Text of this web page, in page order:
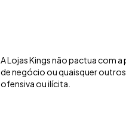
A Lojas Kings não pactua com
de negócio ou quaisquer
ofensiva ou ilícita.